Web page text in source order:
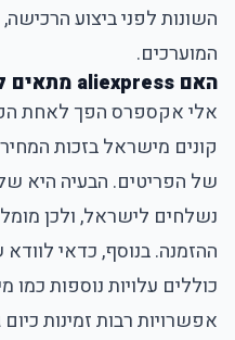
השונות לפני ביצוע הרכישה,
המוערכים.
האם aliexpress מתאים לקונים מישראל?
אלי אקספרס הפך לאחת
קונים מישראל בזכות
של הפריטים. הבעיה היא
נשלחים לישראל, ולכן
ההזמנה. בנוסף, כדאי
כוללים עלויות נוספות
אפשרויות רבות זמינות